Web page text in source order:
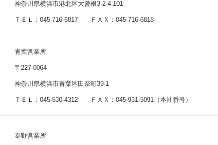
神奈川県横浜市港北区大曾根3-2-4-101
ＴＥＬ：045-716-6817 ＦＡＸ：045-716-6818
青葉営業所
〒227-0064
神奈川県横浜市青葉区田奈町39-1
ＴＥＬ：045-530-4312 ＦＡＸ：045-931-5091（本社番号）
秦野営業所